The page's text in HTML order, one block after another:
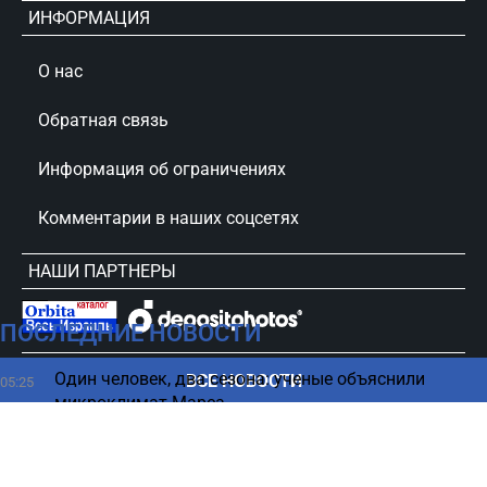
ПОСЛЕДНИЕ НОВОСТИ
05:25
Один человек, два сезона: ученые объяснили
микроклимат Марса
ВСЕ НОВОСТИ
ИНФОРМАЦИЯ
О нас
Обратная связь
Информация об ограничениях
Комментарии в наших соцсетях
НАШИ ПАРТНЕРЫ
сursorinfo.co.il © Все права защищены